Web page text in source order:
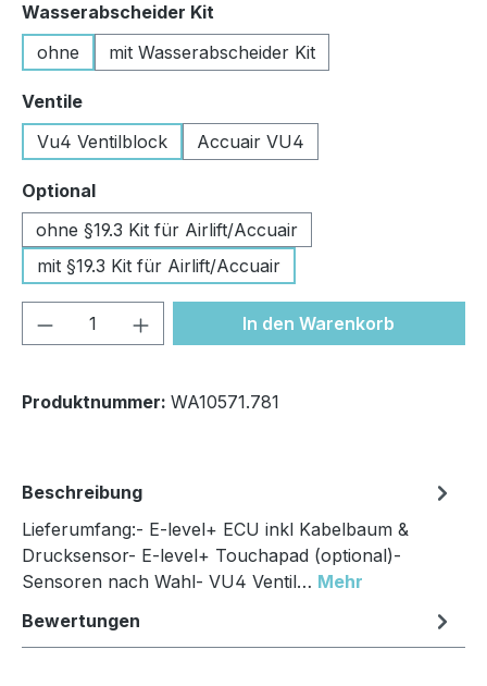
Wasserabscheider Kit
ohne
mit Wasserabscheider Kit
Ventileauswählen
Vu4 Ventilblock
Accuair VU4
Optionalauswählen
ohne §19.3 Kit für Airlift/Accuair
mit §19.3 Kit für Airlift/Accuair
Produkt Anzahl: Gib denIn den Warenkorb
Produktnummer: WA10571.781
Beschreibung
Lieferumfang:- E-level+ ECU inkl Kabelbaum &
Drucksensor- E-level+ Touchapad (optional)-
Sensoren nach Wahl- VU4 Ventil… Mehr
Bewertungen